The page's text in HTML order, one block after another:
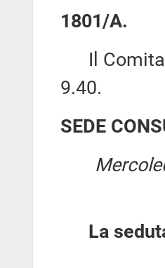
1801/A.
Il
9.40.
SEDE
La